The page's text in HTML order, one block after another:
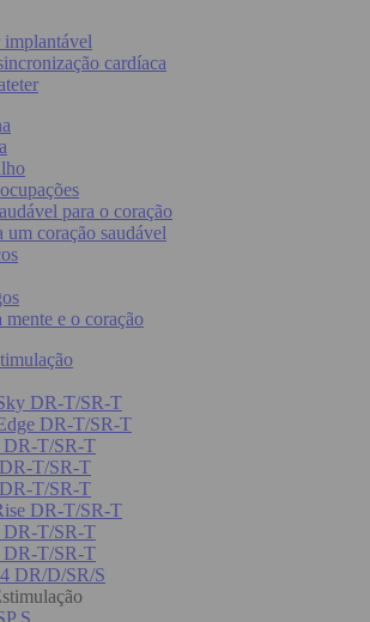
cardíaca
para o coração
um coração saudável
e o coração
DR-T/SR-T
DR-T/SR-T
DR-T/SR-T
T/SR-T
T/SR-T
DR-T/SR-T
DR-T/SR-T
DR-T/SR-T
DR/D/SR/S
S